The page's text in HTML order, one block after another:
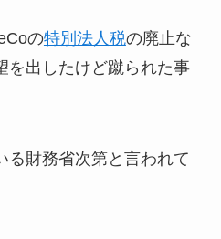
の特別法人税の廃止な
を出したけど蹴られた事
る財務省次第と言われて